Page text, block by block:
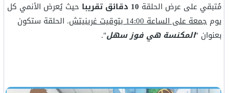
مُتبقي على عرض الحلقة 10 دقائق تقريبا
حيث يُعرض الأنمي كل
يوم جمعة على الساعة 14:00 بتوقيت غرينيتش
. الحلقة ستكون
بعنوان "المكنسة هي فوز سهل".